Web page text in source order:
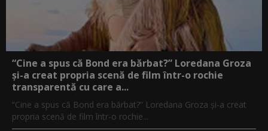
“Cine a spus că Bond era bărbat?” Loredana Groza
și-a creat propria scenă de film într-o rochie
transparentă cu care a...
“Cine a spus că Bond era bărbat?” Loredana Groza și-a creat
propria scenă de film într-o rochie...